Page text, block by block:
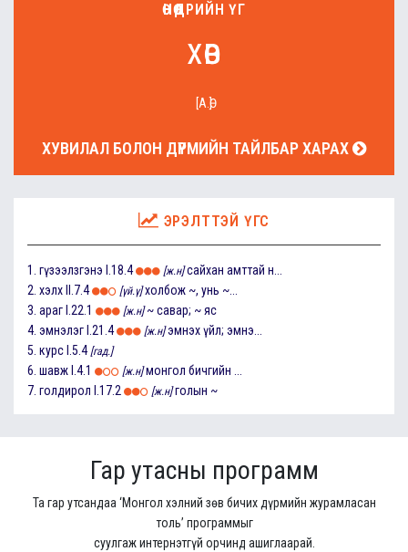
ӨНӨӨДРИЙН ҮГ
хөв
[А.Ө]
ХУВИЛАЛ БОЛОН ДҮРМИЙН ТАЙЛБАР ХАРАХ
ЭРЭЛТТЭЙ ҮГС
1. гүзээлзгэнэ I.18.4 [ж.н] сайхан амттай н...
2. хэлх II.7.4 [үй.ү] холбож ~, унь ~...
3. араг I.22.1 [ж.н] ~ савар; ~ яс
4. эмнэлэг I.21.4 [ж.н] эмнэх үйл; эмнэ...
5. курс I.5.4 [гад.]
6. шавж I.4.1 [ж.н] монгол бичгийн ...
7. голдирол I.17.2 [ж.н] голын ~
Гар утасны программ
Та гар утсандаа ‘Монгол хэлний зөв бичих дүрмийн журамласан
толь’ программыг
суулгаж интернэтгүй орчинд ашиглаарай.